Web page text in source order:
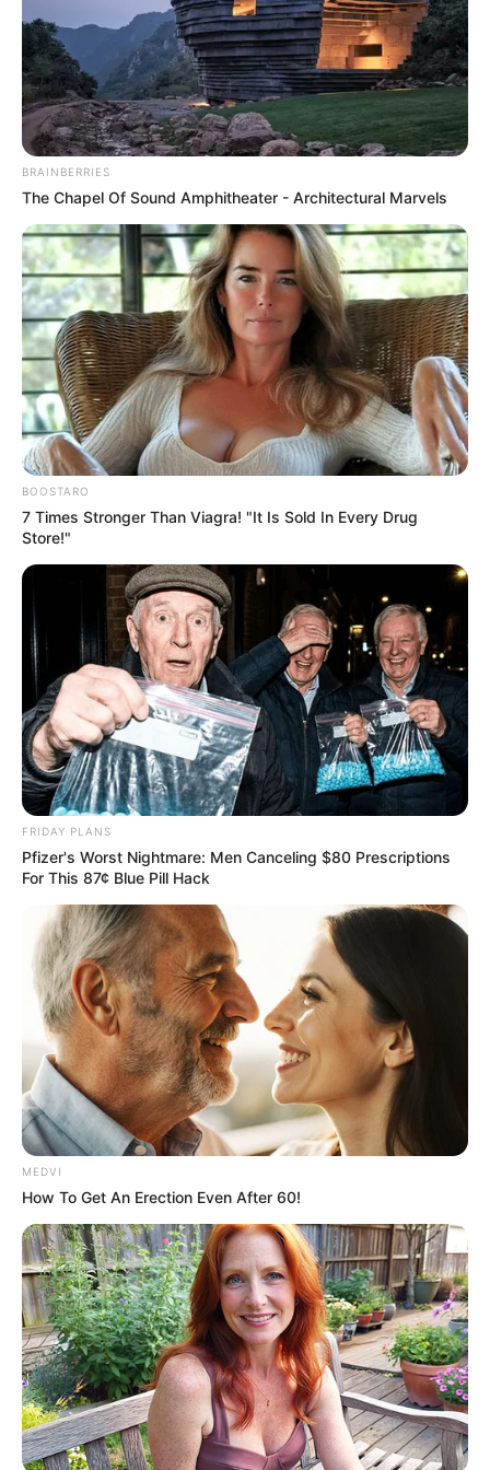
έμφαση στην παράδοση της Κρήτης.
Κεντρικό στοιχείο της δημιουργίας του ήταν η
περίτεχνη «ξομπλιστή γαμοκουλούρα», ένα
αυθεντικό κρητικό σύμβολο, πλαισιωμένο
από σκαλιστές κολοκύθες και μια
ανθοσύνθεση φτιαγμένη αποκλειστικά από
μαγειρική μπορεί να είναι και τέχνη.
Η ελληνική σημαία αγκάλιαζε τη σύνθεση,
προσθέτοντας έναν πατριωτικό παλμό στη
δημιουργία, που κατάφερε να συγκινήσει και
να ξεχωρίσει.
Ο Θανάσης Στάμος απέδειξε ότι η αγάπη για
τον τόπο, η πίστη στην παράδοση και η
αφοσίωση στην τέχνη μπορούν να οδηγήσουν
στην κορυφή.
BRAINBERRIES
The Chapel Of Sound Amphitheater - Architectural Marvels
BOOSTARO
7 Times Stronger Than Viagra! "It Is Sold In Every Drug
Store!"
FRIDAY PLANS
Pfizer's Worst Nightmare: Men Canceling $80 Prescriptions
For This 87¢ Blue Pill Hack
MEDVI
How To Get An Erection Even After 60!